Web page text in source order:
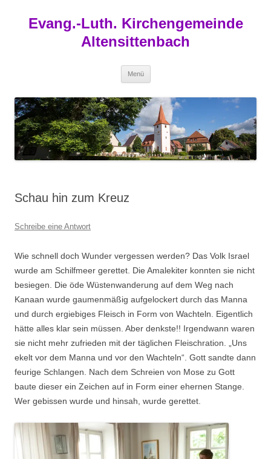
springen
Evang.-Luth. Kirchengemeinde
Altensittenbach
Menü
Schau hin zum Kreuz
Schreibe eine Antwort
Wie schnell doch Wunder vergessen werden? Das Volk Israel
wurde am Schilfmeer gerettet. Die Amalekiter konnten sie nicht
besiegen. Die öde Wüstenwanderung auf dem Weg nach
Kanaan wurde gaumenmäßig aufgelockert durch das Manna
und durch ergiebiges Fleisch in Form von Wachteln. Eigentlich
hätte alles klar sein müssen. Aber denkste!! Irgendwann waren
sie nicht mehr zufrieden mit der täglichen Fleischration. „Uns
ekelt vor dem Manna und vor den Wachteln“. Gott sandte dann
feurige Schlangen. Nach dem Schreien von Mose zu Gott
baute dieser ein Zeichen auf in Form einer ehernen Stange.
Wer gebissen wurde und hinsah, wurde gerettet.